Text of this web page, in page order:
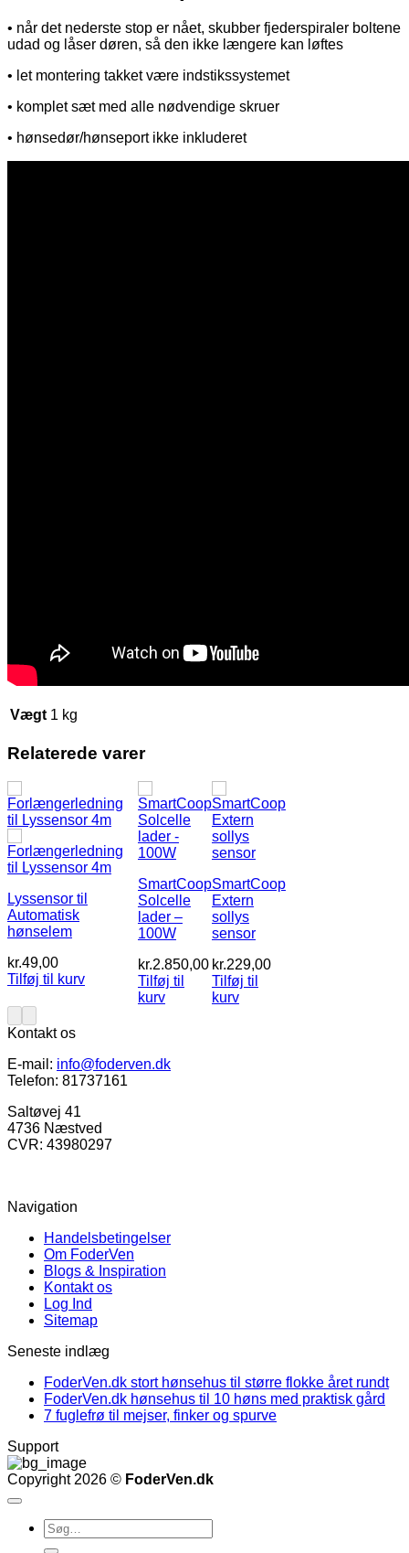
• når det nederste stop er nået, skubber fjederspiraler boltene
udad og låser døren, så den ikke længere kan løftes
• let montering takket være indstikssystemet
• komplet sæt med alle nødvendige skruer
• hønsedør/hønseport ikke inkluderet
Vægt 1 kg
Relaterede varer
Lyssensor til
Automatisk
hønselem
kr.49,00
Tilføj til kurv
SmartCoop
Solcelle
lader –
100W
kr.2.850,00
Tilføj til
kurv
SmartCoop
Extern
sollys
sensor
kr.229,00
Tilføj til
kurv
Kontakt os
E-mail: info@foderven.dk
Telefon: 81737161
Saltøvej 41
4736 Næstved
CVR: 43980297
Navigation
Handelsbetingelser
Om FoderVen
Blogs & Inspiration
Kontakt os
Log Ind
Sitemap
Seneste indlæg
FoderVen.dk stort hønsehus til større flokke året rundt
FoderVen.dk hønsehus til 10 høns med praktisk gård
7 fuglefrø til mejser, finker og spurve
Support
Copyright 2026 © FoderVen.dk
Søg
efter: